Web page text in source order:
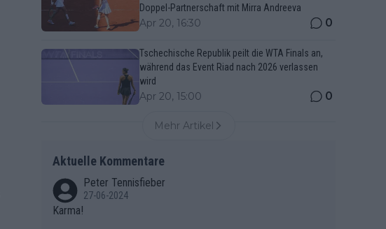
Doppel-Partnerschaft mit Mirra Andreeva
Apr 20, 16:30 0
Tschechische Republik peilt die WTA Finals an,
während das Event Riad nach 2026 verlassen
wird
Apr 20, 15:00 0
Mehr Artikel
Aktuelle Kommentare
Peter Tennisfieber
27-06-2024
Karma!